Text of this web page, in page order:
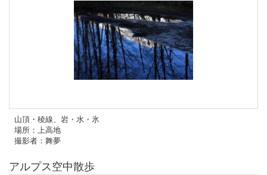
山頂・稜線、岩・水・氷
場所：上高地
撮影者：舞夢
アルプス空中散歩